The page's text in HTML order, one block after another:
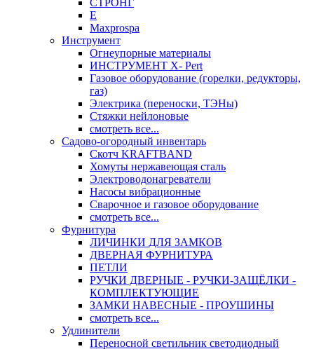
СТРОНГ
Е
Maxprospa
Инструмент
Огнеупорные материалы
ИНСТРУМЕНТ X- Pert
Газовое оборудование (горелки, редукторы,
газ)
Электрика (переноски, ТЭНы)
Стяжки нейлоновые
смотреть все...
Садово-огородный инвентарь
Скотч KRAFTBAND
Хомуты нержавеющая сталь
Электроводонагреватели
Насосы вибрационные
Сварочное и газовое оборудование
смотреть все...
Фурнитура
ЛИЧИНКИ ДЛЯ ЗАМКОВ
ДВЕРНАЯ ФУРНИТУРА
ПЕТЛИ
РУЧКИ ДВЕРНЫЕ - РУЧКИ-ЗАЩЁЛКИ -
КОМПЛЕКТУЮЩИЕ
ЗАМКИ НАВЕСНЫЕ - ПРОУШИНЫ
смотреть все...
Удлинители
Переносной светильник светодиодный